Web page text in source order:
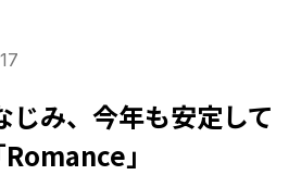
じみ、今年も安定して
」